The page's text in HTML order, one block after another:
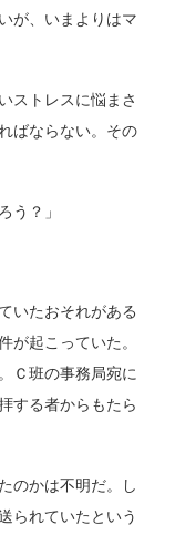
が、いまよりはマ
ストレスに悩まさ
ばならない。その
う？」
いたおそれがある
が起こっていた。
Ｃ班の事務局宛に
する者からもたら
のかは不明だ。し
られていたという